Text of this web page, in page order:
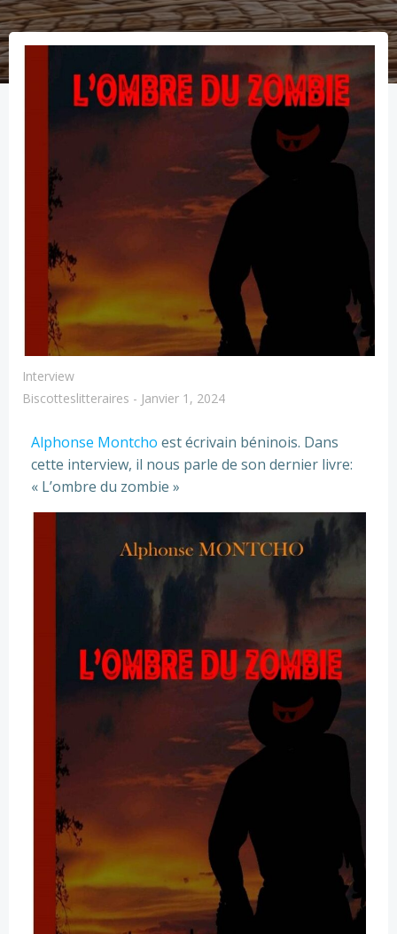
Interview
Biscotteslitteraires - Janvier 1, 2024
Alphonse Montcho est écrivain béninois. Dans
cette interview, il nous parle de son dernier livre:
« L’ombre du zombie »